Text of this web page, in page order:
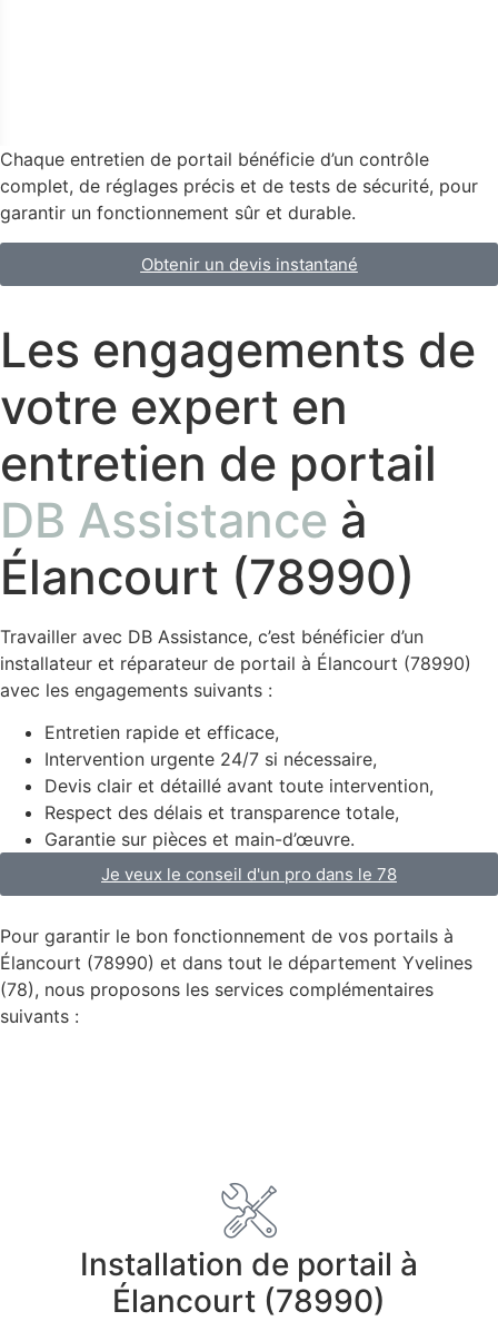
Chaque entretien de portail bénéficie d’un contrôle
complet, de réglages précis et de tests de sécurité, pour
garantir un fonctionnement sûr et durable.
Obtenir un devis instantané
Les engagements de
votre expert en
entretien de portail
DB Assistance à
Élancourt (78990)
Travailler avec DB Assistance, c’est bénéficier d’un
installateur et réparateur de portail à Élancourt (78990)
avec les engagements suivants :
Entretien rapide et efficace,
Intervention urgente 24/7 si nécessaire,
Devis clair et détaillé avant toute intervention,
Respect des délais et transparence totale,
Garantie sur pièces et main-d’œuvre.
Je veux le conseil d'un pro dans le 78
Pour garantir le bon fonctionnement de vos portails à
Élancourt (78990) et dans tout le département Yvelines
(78), nous proposons les services complémentaires
suivants :
Installation de portail à
Élancourt (78990)